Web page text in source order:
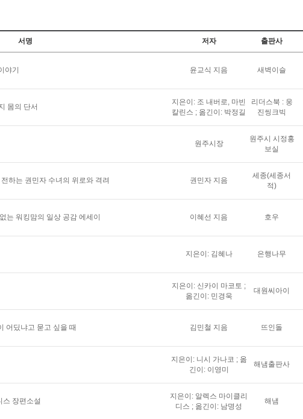
서명 저자 출판사
야기 윤교식 지음 새벽이슬
몸의 단서
지은이: 조 내버로, 마빈
칼린스 ; 옮긴이: 박정길
리더스북 : 웅
진씽크빅
원주시장
원주시 시정홍
보실
하는 권민자 수녀의 위로와 격려 권민자 지음
세종(세종서
적)
는 워킹맘의 일상 공감 에세이 이혜선 지음 호우
지은이: 김혜나 은행나무
지은이: 신카이 마코토 ;
옮긴이: 민경욱
대원씨아이
어딨냐고 묻고 싶을 때 김민철 지음 뜨인돌
지은이: 니시 가나코 ; 옮
긴이: 이영미
해냄출판사
스 장편소설
지은이: 알렉스 마이클리
디스 ; 옮긴이: 남명성
해냄